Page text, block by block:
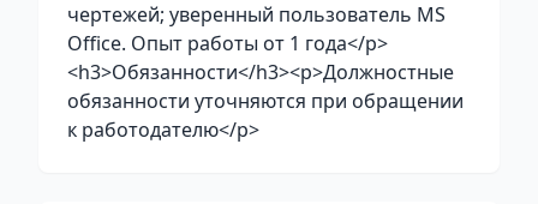
чертежей; уверенный пользователь MS
Office. Опыт работы от 1 года</p>
<h3>Обязанности</h3><p>Должностные
обязанности уточняются при обращении
к работодателю</p>